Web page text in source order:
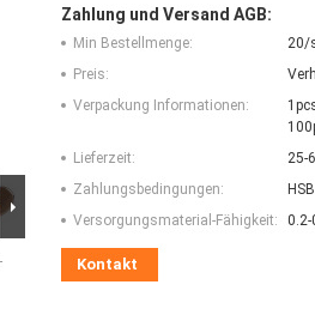
Zahlung und Versand AGB:
Min Bestellmenge:
20/
Preis:
Verpackung Informationen:
Lieferzeit:
25-
Zahlungsbedingungen:
Versorgungsmaterial-Fähigkeit:
Kontakt